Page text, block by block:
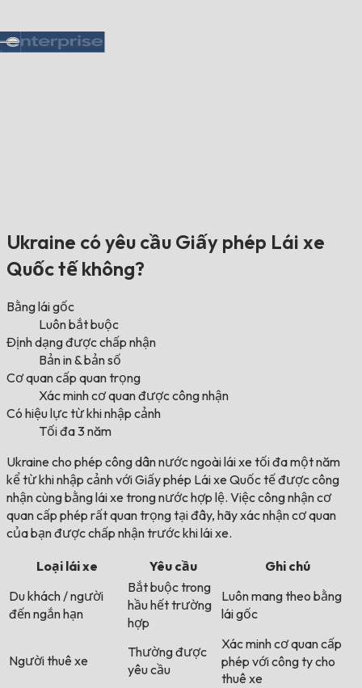
Ukraine có yêu cầu Giấy phép Lái xe
Quốc tế không?
Bằng lái gốc
Luôn bắt buộc
Định dạng được chấp nhận
Bản in & bản số
Cơ quan cấp quan trọng
Xác minh cơ quan được công nhận
Có hiệu lực từ khi nhập cảnh
Tối đa 3 năm
Ukraine cho phép công dân nước ngoài lái xe tối đa một năm
kể từ khi nhập cảnh với Giấy phép Lái xe Quốc tế được công
nhận cùng bằng lái xe trong nước hợp lệ. Việc công nhận cơ
quan cấp phép rất quan trọng tại đây, hãy xác nhận cơ quan
của bạn được chấp nhận trước khi lái xe.
Loại lái xe Yêu cầu
Ghi chú
Du khách / người
đến ngắn hạn
Bắt buộc trong
hầu hết trường
hợp
Luôn mang theo bằng
lái gốc
Người thuê xe
Thường được
yêu cầu
Xác minh cơ quan cấp
phép với công ty cho
thuê xe